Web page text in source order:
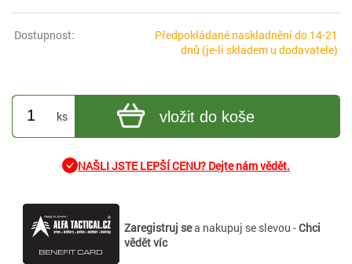
Dostupnost:
Předpokládané naskladnění do 14-21
dnů (je-li skladem u dodavatele)
ks vložit do koše
NAŠLI JSTE LEPŠÍ CENU? Dejte nám vědět.
Zaregistruj sea nakupuj se slevou -Chci
vědět víc